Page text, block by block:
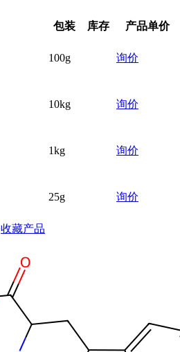
包装 库存 产品单价
100g 询价
10kg 询价
1kg 询价
25g 询价
收藏产品